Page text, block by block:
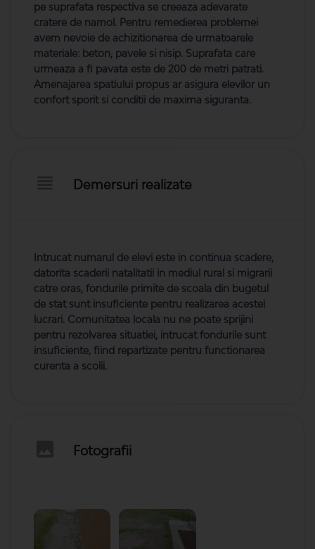
pe suprafata respectiva se creeaza adevarate
cratere de namol. Pentru remedierea problemei
avem nevoie de achizitionarea de urmatoarele
materiale: beton, pavele si nisip. Suprafata care
urmeaza a fi pavata este de 200 de metri patrati.
Amenajarea spatiului propus ar asigura elevilor un
confort sporit si conditii de maxima siguranta.
Demersuri realizate
Intrucat numarul de elevi este in continua scadere,
datorita scaderii natalitatii in mediul rural si migrarii
catre oras, fondurile primite de scoala din bugetul
de stat sunt insuficiente pentru realizarea acestei
lucrari. Comunitatea locala nu ne poate sprijini
pentru rezolvarea situatiei, intrucat fondurile sunt
insuficiente, fiind repartizate pentru functionarea
curenta a scolii.
Fotografii